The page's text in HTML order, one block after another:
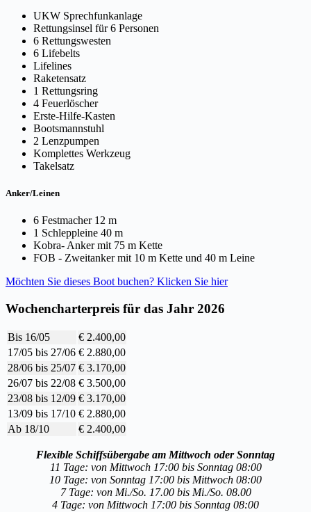
UKW Sprechfunkanlage
Rettungsinsel für 6 Personen
6 Rettungswesten
6 Lifebelts
Lifelines
Raketensatz
1 Rettungsring
4 Feuerlöscher
Erste-Hilfe-Kasten
Bootsmannstuhl
2 Lenzpumpen
Komplettes Werkzeug
Takelsatz
Anker/Leinen
6 Festmacher 12 m
1 Schleppleine 40 m
Kobra- Anker mit 75 m Kette
FOB - Zweitanker mit 10 m Kette und 40 m Leine
Möchten Sie dieses Boot buchen? Klicken Sie hier
Wochencharterpreis für das Jahr 2026
Bis 16/05
€ 2.400,00
17/05 bis 27/06 € 2.880,00
28/06 bis 25/07 € 3.170,00
26/07 bis 22/08 € 3.500,00
23/08 bis 12/09 € 3.170,00
13/09 bis 17/10 € 2.880,00
Ab 18/10
€ 2.400,00
Flexible Schiffsübergabe am Mittwoch oder Sonntag
11 Tage: von Mittwoch 17:00 bis Sonntag 08:00
10 Tage: von Sonntag 17:00 bis Mittwoch 08:00
7 Tage: von Mi./So. 17.00 bis Mi./So. 08.00
4 Tage: von Mittwoch 17:00 bis Sonntag 08:00